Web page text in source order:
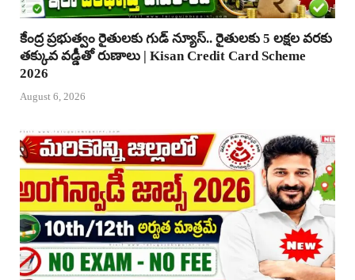
కేంద్ర ప్రభుత్వం రైతులకు గుడ్ న్యూస్.. రైతులకు 5 లక్షల వరకు
తక్కువ వడ్డీతో రుణాలు | Kisan Credit Card Scheme
2026
August 6, 2026